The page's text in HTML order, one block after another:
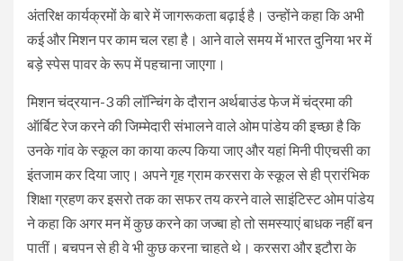
अंतरिक्ष कार्यक्रमों के बारे में जागरूकता बढ़ाई है। उन्होंने कहा कि अभी
कई और मिशन पर काम चल रहा है। आने वाले समय में भारत दुनिया भर में
बड़े स्पेस पावर के रूप में पहचाना जाएगा।
मिशन चंद्रयान-3 की लॉन्चिंग के दौरान अर्थबाउंड फेज में चंद्रमा की
ऑर्बिट रेज करने की जिम्मेदारी संभालने वाले ओम पांडेय की इच्छा है कि
उनके गांव के स्कूल का काया कल्प किया जाए और यहां मिनी पीएचसी का
इंतजाम कर दिया जाए। अपने गृह ग्राम करसरा के स्कूल से ही प्रारंभिक
शिक्षा ग्रहण कर इसरो तक का सफर तय करने वाले साइंटिस्ट ओम पांडेय
ने कहा कि अगर मन में कुछ करने का जज्बा हो तो समस्याएं बाधक नहीं बन
पातीं। बचपन से ही वे भी कुछ करना चाहते थे। करसरा और इटौरा के